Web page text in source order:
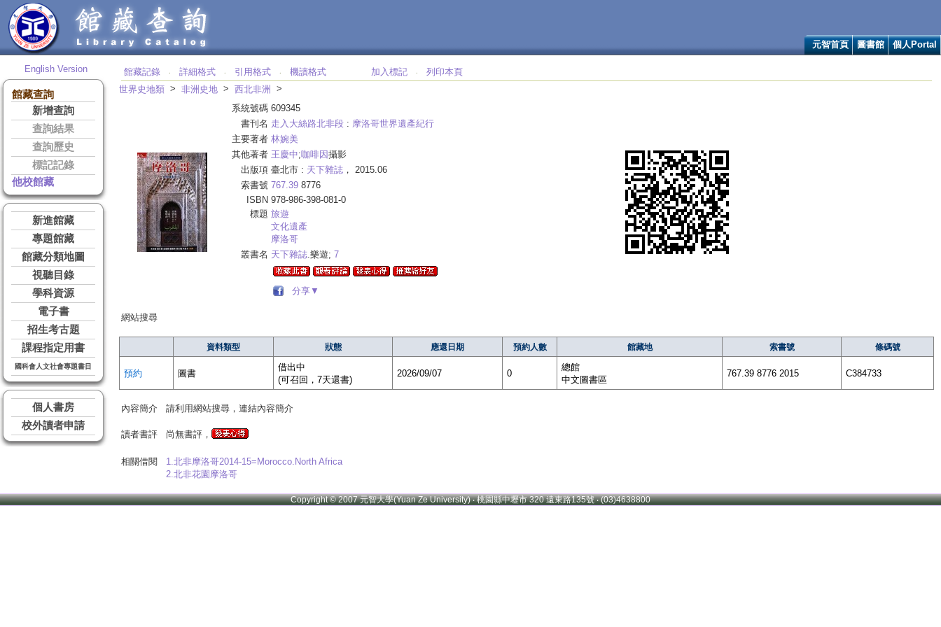
元智首頁 圖書館 個人Portal
English Version
館藏查詢
新增查詢
查詢結果
查詢歷史
標記記錄
他校館藏
新進館藏
專題館藏
館藏分類地圖
視聽目錄
學科資源
電子書
招生考古題
課程指定用書
國科會人文社會專題書目
個人書房
校外讀者申請
館藏記錄 ‧ 詳細格式 ‧ 引用格式 ‧ 機讀格式 加入標記 ‧
列印本頁
世界史地類 > 非洲史地 > 西北非洲
>
系統號碼 609345
書刊名 走入大絲路北非段 : 摩洛哥世界遺產紀行
主要著者 林婉美
其他著者 王慶中;咖啡因攝影
出版項 臺北市 : 天下雜誌 ， 2015.06
索書號 767.39 8776
ISBN 978-986-398-081-0
標題 旅遊
文化遺產
摩洛哥
叢書名 天下雜誌.樂遊; 7
分享▼
網站搜尋
資料類型 狀態 應還日期 預約人數 館藏地 索書號 條碼號
預約 圖書
借出中
(可召回，7天還書)
2026/09/07 0
總館
中文圖書區
767.39 8776 2015 C384733
內容簡介 請利用網站搜尋，連結內容簡介
讀者書評 尚無書評，
相關借閱
1.北非摩洛哥2014-15=Morocco.North Africa
2.北非花園摩洛哥
Copyright © 2007 元智大學(Yuan Ze University) ‧ 桃園縣中壢市 320 遠東路135號 ‧ (03)4638800